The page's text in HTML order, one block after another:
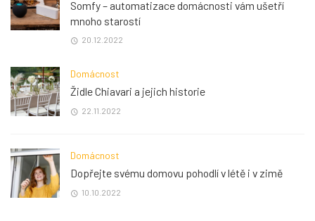
Somfy – automatizace domácnosti vám ušetří
mnoho starostí
20.12.2022
Domácnost
Židle Chiavari a jejich historie
22.11.2022
Domácnost
Dopřejte svému domovu pohodlí v létě i v zimě
10.10.2022